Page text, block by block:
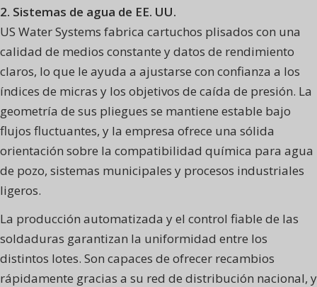
2. Sistemas de agua de EE. UU.
US Water Systems fabrica cartuchos plisados con una
calidad de medios constante y datos de rendimiento
claros, lo que le ayuda a ajustarse con confianza a los
índices de micras y los objetivos de caída de presión. La
geometría de sus pliegues se mantiene estable bajo
flujos fluctuantes, y la empresa ofrece una sólida
orientación sobre la compatibilidad química para agua
de pozo, sistemas municipales y procesos industriales
ligeros.
La producción automatizada y el control fiable de las
soldaduras garantizan la uniformidad entre los
distintos lotes. Son capaces de ofrecer recambios
rápidamente gracias a su red de distribución nacional, y